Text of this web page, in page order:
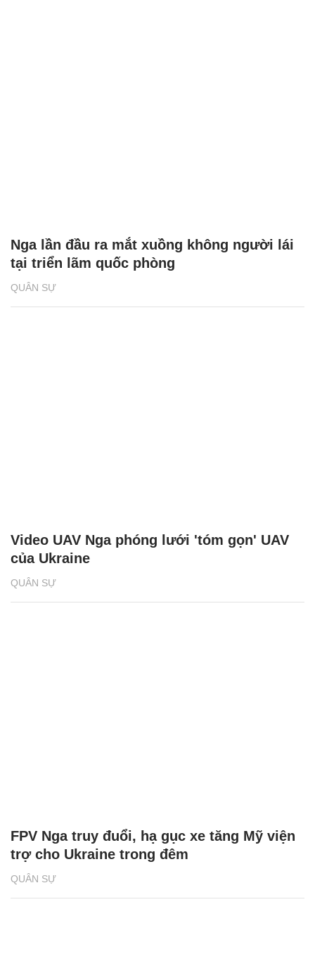
QUÂN SỰ
Nga lần đầu ra mắt xuồng không người lái
tại triển lãm quốc phòng
QUÂN SỰ
Video UAV Nga phóng lưới 'tóm gọn' UAV
của Ukraine
QUÂN SỰ
FPV Nga truy đuổi, hạ gục xe tăng Mỹ viện
trợ cho Ukraine trong đêm